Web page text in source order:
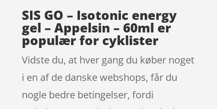
SIS GO – Isotonic energy
gel – Appelsin – 60ml er
populær for cyklister
Vidste du, at hver gang du køber noget
i en af de danske webshops, får du
nogle bedre betingelser, fordi